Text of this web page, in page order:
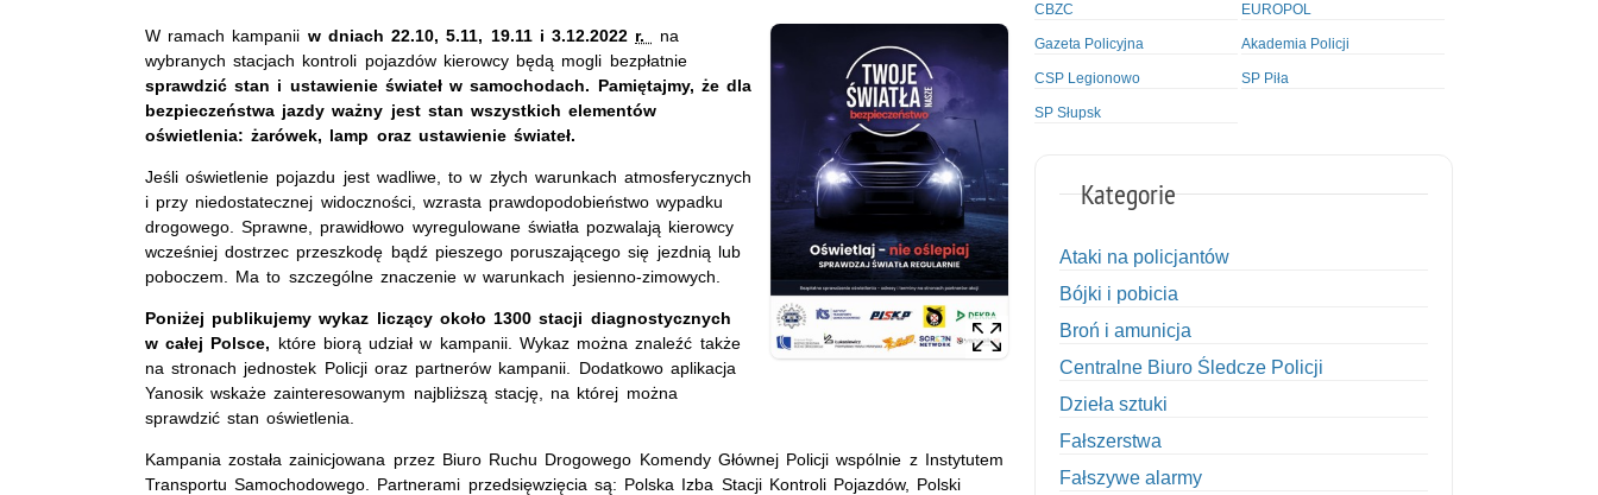
W ramach kampanii w dniach 22.10, 5.11, 19.11 i 3.12.2022 r.
na
wybranych stacjach kontroli pojazdów kierowcy będą mogli bezpłatnie
sprawdzić stan i ustawienie świateł w samochodach. Pamiętajmy, że dla
bezpieczeństwa jazdy ważny jest stan wszystkich elementów
oświetlenia: żarówek, lamp oraz ustawienie świateł.
Jeśli oświetlenie pojazdu jest wadliwe, to w złych warunkach atmosferycznych
i przy niedostatecznej widoczności, wzrasta prawdopodobieństwo wypadku
drogowego. Sprawne, prawidłowo wyregulowane światła pozwalają kierowcy
wcześniej dostrzec przeszkodę bądź pieszego poruszającego się jezdnią lub
poboczem. Ma to szczególne znaczenie w warunkach jesienno-zimowych.
Poniżej publikujemy wykaz liczący około 1300 stacji diagnostycznych
w całej Polsce, które biorą udział w kampanii. Wykaz można znaleźć także
na stronach jednostek Policji oraz partnerów kampanii. Dodatkowo aplikacja
Yanosik wskaże zainteresowanym najbliższą stację, na której można
sprawdzić stan oświetlenia.
Kampania została zainicjowana przez Biuro Ruchu Drogowego Komendy Głównej Policji wspólnie z Instytutem
Transportu Samochodowego. Partnerami przedsięwzięcia są: Polska Izba Stacji Kontroli Pojazdów, Polski
CBZC EUROPOL
Gazeta Policyjna Akademia Policji
CSP Legionowo SP Piła
SP Słupsk
Kategorie
Ataki na policjantów
Bójki i pobicia
Broń i amunicja
Centralne Biuro Śledcze Policji
Dzieła sztuki
Fałszerstwa
Fałszywe alarmy